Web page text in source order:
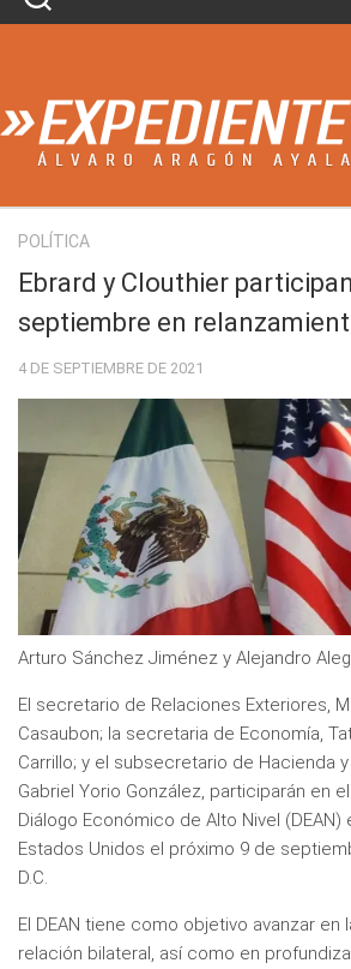
Skip
POLÍTICA
Ebrard y Clouthier
septiembre en
4 DE SEPTIEMBRE DE 2021
Arturo Sánchez Jiménez y Alejandro
El secretario de Relaciones Exteriores,
Casaubon; la secretaria de Economía,
Carrillo; y el subsecretario de Hacienda
Gabriel Yorio González, participarán en
Diálogo Económico de Alto Nivel (DEAN)
Estados Unidos el próximo 9 de
D.C.
El DEAN tiene como objetivo avanzar en
relación bilateral, así como en